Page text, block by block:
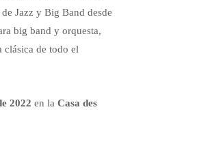
Jazz y Big Band desde
big band y orquesta,
clásica de todo el
2022 en la Casa des